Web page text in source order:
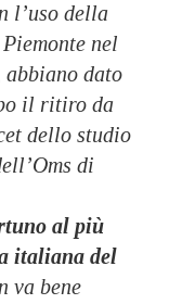
l’uso della
nel
abbiano dato
il ritiro da
dello studio
di
al più
italiana del
va bene